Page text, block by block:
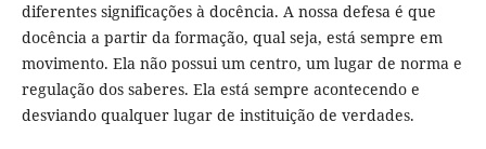
diferentes significações à docência. A nossa defesa é que
docência a partir da formação, qual seja, está sempre em
movimento. Ela não possui um centro, um lugar de norma e
regulação dos saberes. Ela está sempre acontecendo e
desviando qualquer lugar de instituição de verdades.